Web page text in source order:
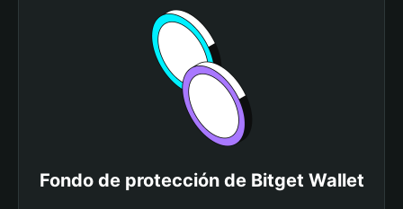
Fondo de protección de Bitget Wallet